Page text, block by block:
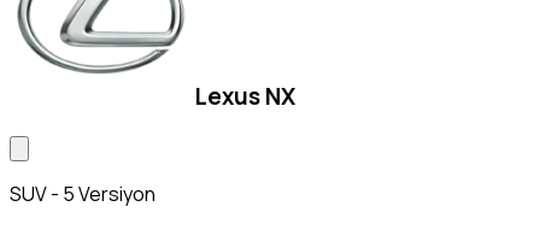
Lexus NX
SUV - 5 Versiyon